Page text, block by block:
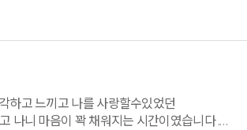
러 이야기를 들을 수 있는 귀한
로였습니다1박2일동안 주신 세끼의 식사도 모두
하고 느끼고 나를 사랑할수있었던
나니 마음이 꽉 채워지는 시간이였습니다 .